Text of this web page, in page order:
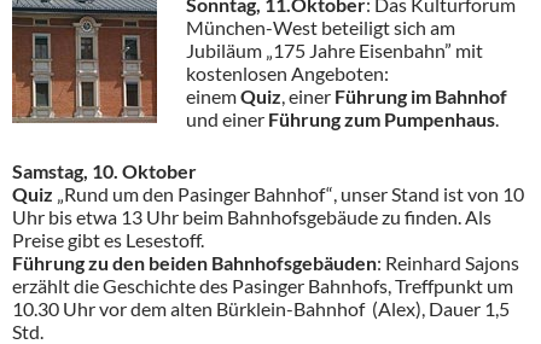
München-West beteiligt sich am
Jubiläum „175 Jahre Eisenbahn” mit
kostenlosen Angeboten:
einemQuiz, einer Führung im Bahnhof
und einer Führung zum Pumpenhaus.
Samstag, 10. Oktober
Quiz „Rund um den Pasinger Bahnhof“, unser Stand ist von 10
Uhr bis etwa 13 Uhr beim Bahnhofsgebäude zu finden. Als
Preise gibt es Lesestoff.
Führung zu den beiden Bahnhofsgebäuden: Reinhard Sajons
erzählt die Geschichte des Pasinger Bahnhofs, Treffpunkt um
10.30 Uhr vor dem alten Bürklein-Bahnhof (Alex), Dauer 1,5
Std.